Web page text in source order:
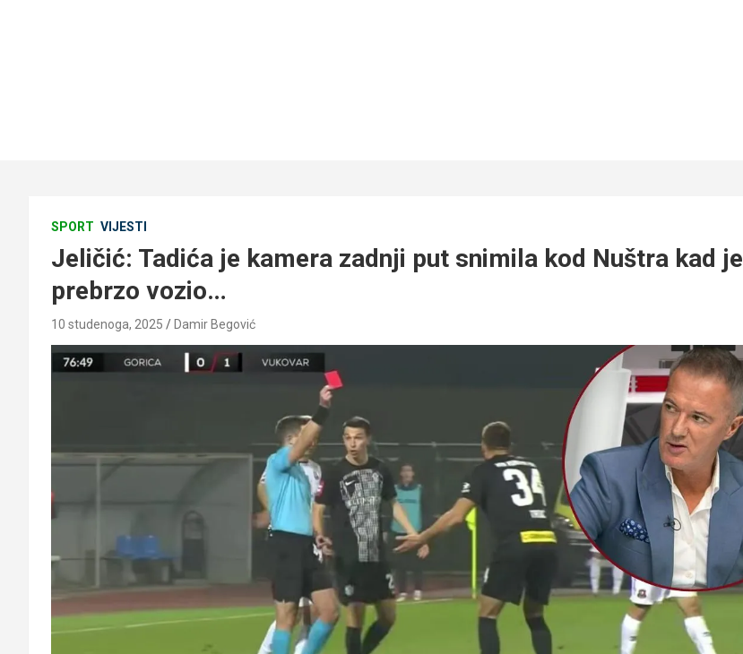
SPORT VIJESTI
Jeličić: Tadića je kamera zadnji put snimila kod Nuštra kad je
prebrzo vozio…
10 studenoga, 2025 Damir Begović